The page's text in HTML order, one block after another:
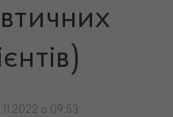
о 09:53